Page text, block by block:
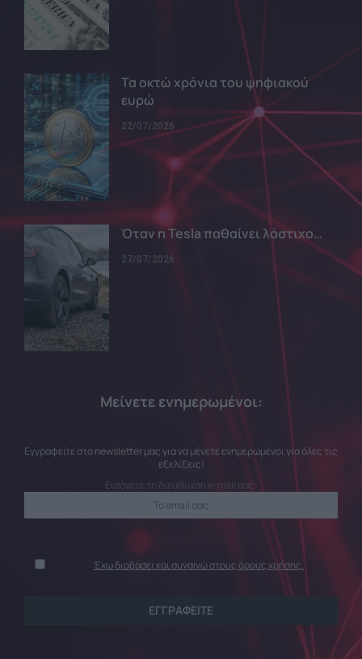
Τα οκτώ χρόνια του ψηφιακού
ευρώ
22/07/2026
Όταν η Tesla παθαίνει λάστιχο…
27/07/2026
Μείνετε ενημερωμένοι:
Εγγραφείτε στο newsletter μας για να μένετε ενημερωμένοι για όλες τις
εξελίξεις!
Εισάγετε τη διεύθυνση e-mail σας:
Έχω διαβάσει και συναινώ στους όρους χρήσης.